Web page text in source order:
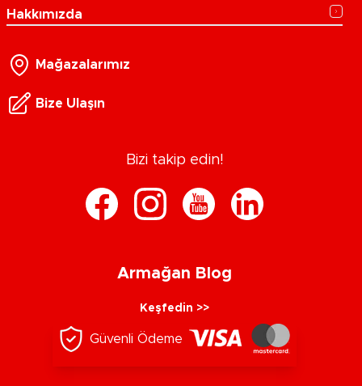
Hakkımızda
Mağazalarımız
Bize Ulaşın
Bizi takip edin!
Armağan Blog
Keşfedin >>
Güvenli Ödeme